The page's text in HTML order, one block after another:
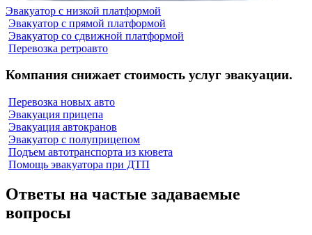
Эвакуатор с низкой платформой
Эвакуатор с прямой платформой
Эвакуатор со сдвижной платформой
Перевозка ретроавто
Компания снижает стоимость услуг эвакуации.
Перевозка новых авто
Эвакуация прицепа
Эвакуация автокранов
Эвакуатор с полуприцепом
Подъем автотранспорта из кювета
Помощь эвакуатора при ДТП
Ответы на частые задаваемые
вопросы